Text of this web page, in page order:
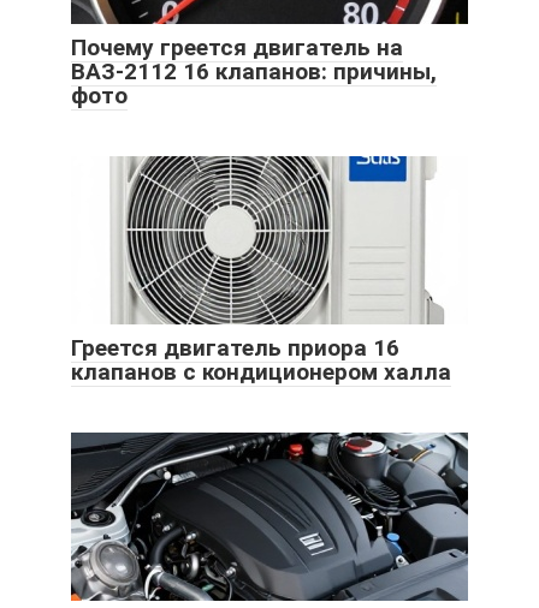
Почему греется двигатель на
ВАЗ-2112 16 клапанов: причины,
фото
Греется двигатель приора 16
клапанов с кондиционером халла